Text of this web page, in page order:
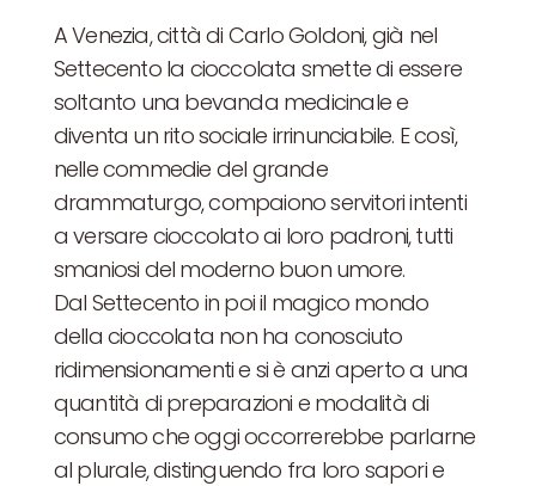
A Venezia, città di Carlo Goldoni, già nel
Settecento la cioccolata smette di essere
soltanto una bevanda medicinale e
diventa un rito sociale irrinunciabile. E così,
nelle commedie del grande
drammaturgo, compaiono servitori intenti
a versare cioccolato ai loro padroni, tutti
smaniosi del moderno buon umore.
Dal Settecento in poi il magico mondo
della cioccolata non ha conosciuto
ridimensionamenti e si è anzi aperto a una
quantità di preparazioni e modalità di
consumo che oggi occorrerebbe parlarne
al plurale, distinguendo fra loro sapori e